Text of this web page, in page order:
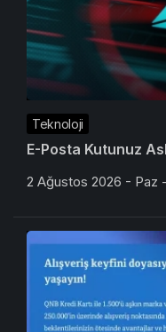
Teknoloji
E-Posta Kutunuz
2 Ağustos 2026 - Paz